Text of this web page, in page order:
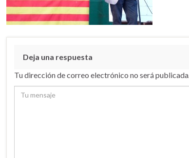
Deja una respuesta
Tu dirección de correo electrónico no será publicada.